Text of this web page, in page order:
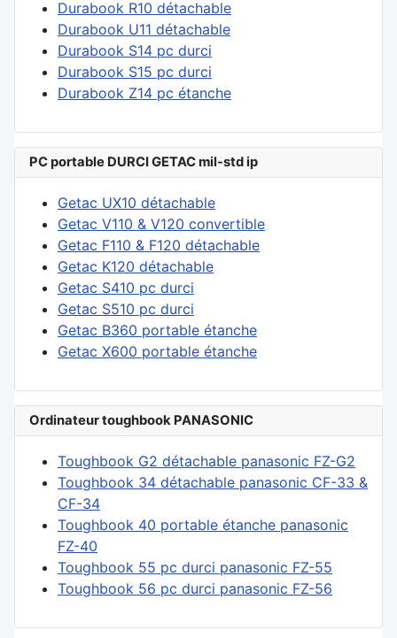
Durabook R10 détachable
Durabook U11 détachable
Durabook S14 pc durci
Durabook S15 pc durci
Durabook Z14 pc étanche
PC portable DURCI GETAC mil-std ip
Getac UX10 détachable
Getac V110 & V120 convertible
Getac F110 & F120 détachable
Getac K120 détachable
Getac S410 pc durci
Getac S510 pc durci
Getac B360 portable étanche
Getac X600 portable étanche
Ordinateur toughbook PANASONIC
Toughbook G2 détachable panasonic FZ-G2
Toughbook 34 détachable panasonic CF-33 &
CF-34
Toughbook 40 portable étanche panasonic
FZ-40
Toughbook 55 pc durci panasonic FZ-55
Toughbook 56 pc durci panasonic FZ-56